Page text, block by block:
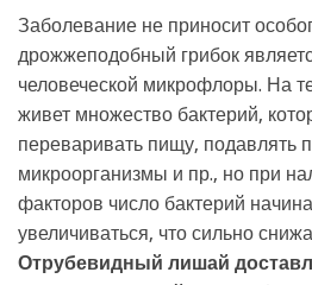
Заболевание не приносит
дрожжеподобный грибок
человеческой микрофлоры. На
живет множество бактерий,
переваривать пищу, подавлять
микроорганизмы и пр., но при
факторов число бактерий
увеличиваться, что сильно
Отрубевидный лишай